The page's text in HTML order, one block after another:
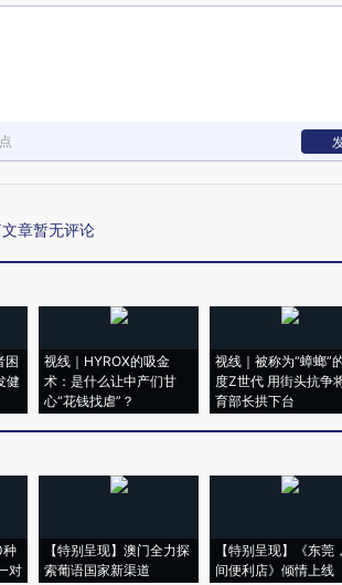
章暂无评论
困
健
视线｜HYROX的吸金
术：是什么让中产们甘
心“花钱找虐”？
视线｜被称为“蟑螂”
度Z世代 用街头抗争
育部长拱下台
种
对
【特别呈现】澳门全力探
索葡语国家新渠道
【特别呈现】《东莞
间便利店》倾情上线